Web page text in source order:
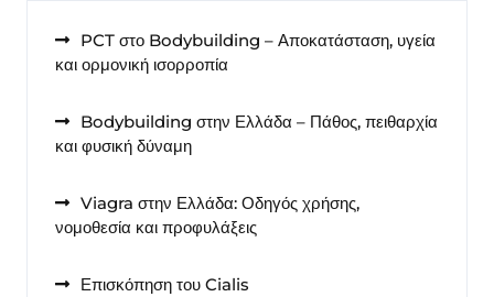
PCT στο Bodybuilding – Αποκατάσταση, υγεία
και ορμονική ισορροπία
Bodybuilding στην Ελλάδα – Πάθος, πειθαρχία
και φυσική δύναμη
Viagra στην Ελλάδα: Οδηγός χρήσης,
νομοθεσία και προφυλάξεις
Επισκόπηση του Cialis